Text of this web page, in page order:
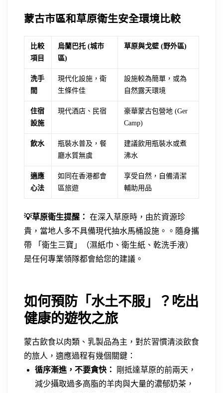
蒙古市區和草原衛生安全環境比較
比較
項目
烏蘭巴托 (城市
區)
草原與戈壁 (野外區)
洗手
間
現代化設施，衛
生條件佳
設施較為簡單，或為
自然露天環境
住宿
設施
現代酒店、民宿
豪華蒙古包營地 (Ger
Camp)
飲水
瓶裝水普及，餐
廳水質無虞
建議飲用瓶裝水或煮
沸水
適應
心法
如同在香港都會
區旅遊
享受自然，自備清潔
輔助用品
💡草原衛生提醒： 在深入草原時，由於資源珍
貴，當地人多不具備現代抽水馬桶設施。。隨身攜
帶 「衛生三寶」（濕紙巾、衛生紙、乾洗手液）
是任何專業領隊都會給您的建議。
如何預防「水土不服」？吃出
健康的遊牧之旅
蒙古飲食以肉類、乳製品為主，對於習慣清淡飲食
的旅人，適應過程有幾個關鍵：
循序漸進，不要貪快：
剛抵達草原的前兩天，
減少攝取過多高脂的羊肉與大量的濃郁奶茶，